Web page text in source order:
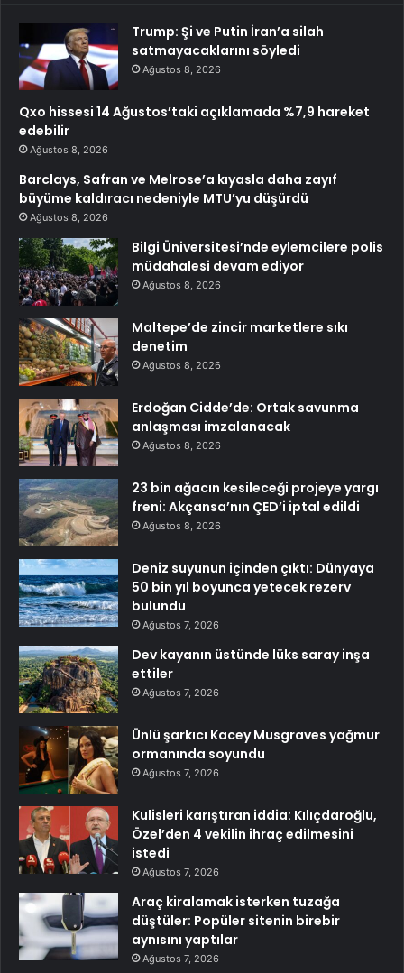
Trump: Şi ve Putin İran’a silah
satmayacaklarını söyledi
Ağustos 8, 2026
Qxo hissesi 14 Ağustos’taki açıklamada %7,9 hareket
edebilir
Ağustos 8, 2026
Barclays, Safran ve Melrose’a kıyasla daha zayıf
büyüme kaldıracı nedeniyle MTU’yu düşürdü
Ağustos 8, 2026
Bilgi Üniversitesi’nde eylemcilere polis
müdahalesi devam ediyor
Ağustos 8, 2026
Maltepe’de zincir marketlere sıkı
denetim
Ağustos 8, 2026
Erdoğan Cidde’de: Ortak savunma
anlaşması imzalanacak
Ağustos 8, 2026
23 bin ağacın kesileceği projeye yargı
freni: Akçansa’nın ÇED’i iptal edildi
Ağustos 8, 2026
Deniz suyunun içinden çıktı: Dünyaya
50 bin yıl boyunca yetecek rezerv
bulundu
Ağustos 7, 2026
Dev kayanın üstünde lüks saray inşa
ettiler
Ağustos 7, 2026
Ünlü şarkıcı Kacey Musgraves yağmur
ormanında soyundu
Ağustos 7, 2026
Kulisleri karıştıran iddia: Kılıçdaroğlu,
Özel’den 4 vekilin ihraç edilmesini
istedi
Ağustos 7, 2026
Araç kiralamak isterken tuzağa
düştüler: Popüler sitenin birebir
aynısını yaptılar
Ağustos 7, 2026